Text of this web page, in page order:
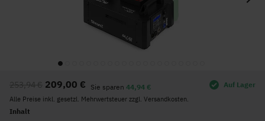
209,00 €
253,94 € Sie sparen 44,94 €
Alle Preise inkl. gesetzl. Mehrwertsteuer zzgl. Versandkosten.
Inhalt
Auf Lager
der
Bildgalerie
springen